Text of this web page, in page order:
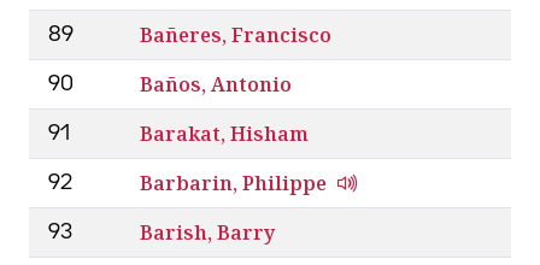
89 Bañeres, Francisco
90 Baños, Antonio
91 Barakat, Hisham
92 Barbarin, Philippe
93 Barish, Barry